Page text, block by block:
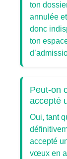
ton
annulée
donc
ton
Peut-on
accepté
Oui, tant
accepté
vœux en